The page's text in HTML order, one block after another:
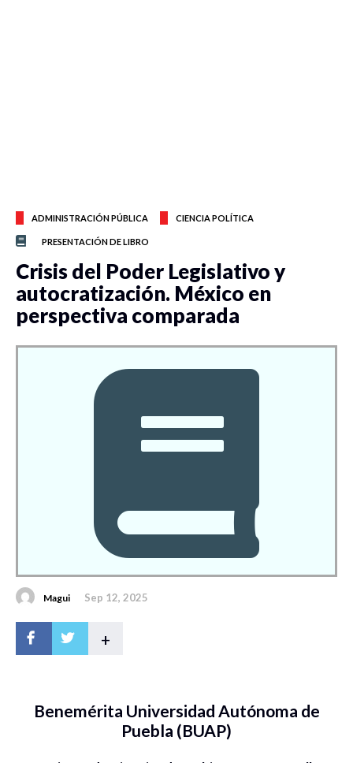
ADMINISTRACIÓN PÚBLICA CIENCIA POLÍTICA
PRESENTACIÓN DE LIBRO
Crisis del Poder Legislativo y
autocratización. México en
perspectiva comparada
Magui Sep 12, 2025
+
Benemérita Universidad Autónoma de
Puebla (BUAP)